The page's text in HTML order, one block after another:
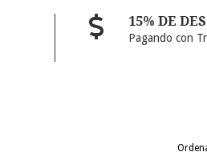
15% DE
Pagando con